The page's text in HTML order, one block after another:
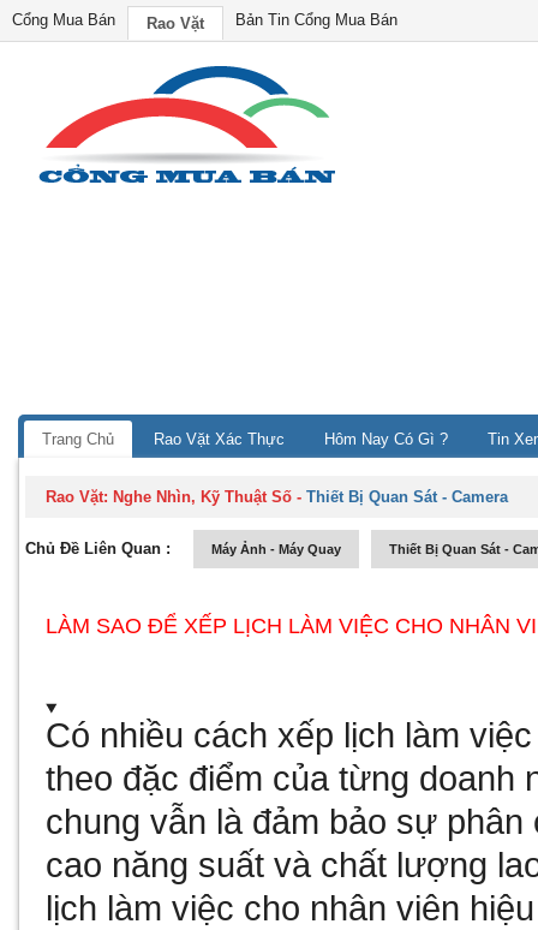
Cổng Mua Bán Rao Vặt Bản Tin Cổng Mua Bán
Trang Chủ Rao Vặt Xác Thực Hôm Nay Có Gì ? Tin
Rao Vặt: Nghe Nhìn, Kỹ Thuật Số -Thiết Bị Quan Sát - Camera
Chủ Đề Liên Quan : Máy Ảnh - Máy Quay Thiết Bị Quan Sát -
LÀM SAO ĐỂ XẾP LỊCH LÀM VIỆC CHO NHÂN
Có nhiều cách xếp lịch làm
theo đặc điểm của từng doanh
chung vẫn là đảm bảo sự
cao năng suất và chất lượng
lịch làm việc cho nhân viên